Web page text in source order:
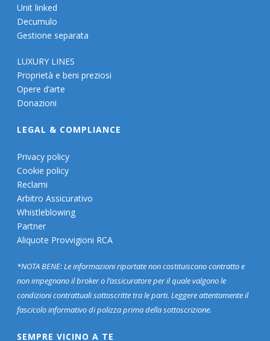
Unit linked
Decumulo
Gestione separata
LUXURY LINES
Proprietà e beni preziosi
Opere d’arte
Donazioni
LEGAL & COMPLIANCE
Privacy policy
Cookie policy
Reclami
Arbitro Assicurativo
Whistleblowing
Partner
Aliquote Provvigioni RCA
*NOTA BENE: Le informazioni riportate non costituiscono contratto e
non impegnano il broker o l’assicuratore per il quale valgono le
condizioni contrattuali sottoscritte tra le parti. Leggere attentamente il
fascicolo informativo di polizza prima della sottoscrizione.
SEMPRE VICINO A TE